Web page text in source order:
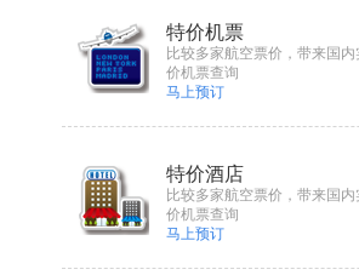
特价机票
比较多家航空票价，带来国
价机票查询
马上预订
特价酒店
比较多家航空票价，带来国
价机票查询
马上预订